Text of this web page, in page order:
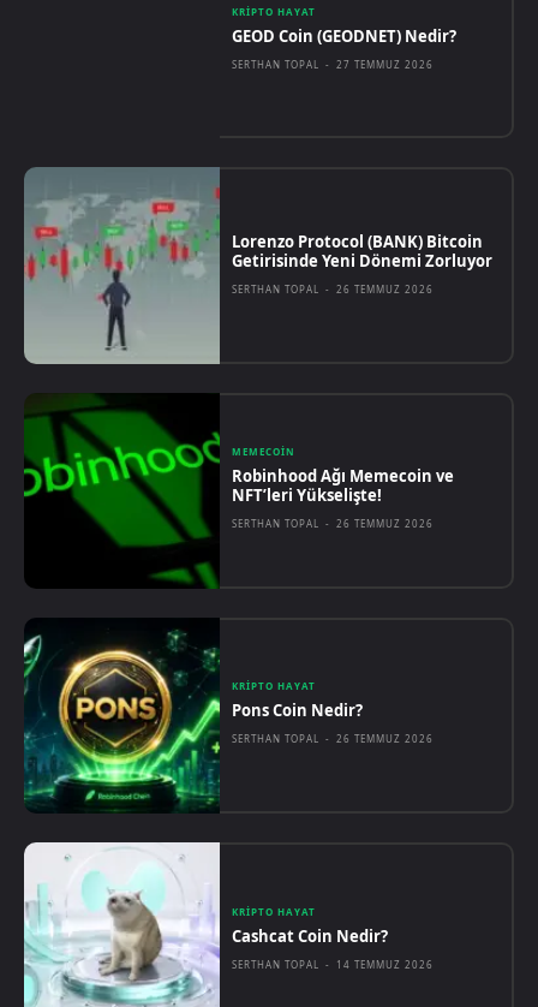
KRIPTO HAYAT
GEOD Coin (GEODNET) Nedir?
SERTHAN TOPAL - 27 TEMMUZ 2026
Lorenzo Protocol (BANK) Bitcoin
Getirisinde Yeni Dönemi Zorluyor
SERTHAN TOPAL - 26 TEMMUZ 2026
MEMECOIN
Robinhood Ağı Memecoin ve
NFT’leri Yükselişte!
SERTHAN TOPAL - 26 TEMMUZ 2026
KRIPTO HAYAT
Pons Coin Nedir?
SERTHAN TOPAL - 26 TEMMUZ 2026
KRIPTO HAYAT
Cashcat Coin Nedir?
SERTHAN TOPAL - 14 TEMMUZ 2026